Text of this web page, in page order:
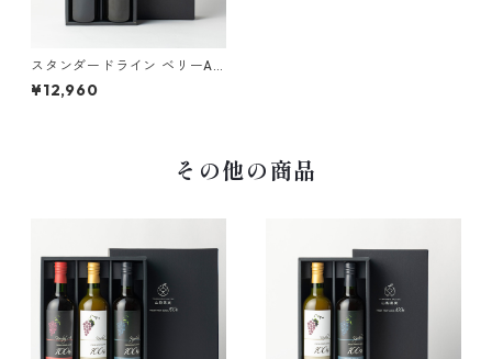
スタンダードライン ベリーA&
巨峰 ２本セット 果汁100％
ストレート最高級ぶどうジュ
¥12,960
その他の商品